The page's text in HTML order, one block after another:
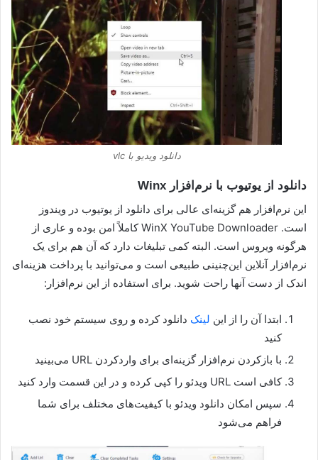
دانلود ویدیو با vlc
دانلود از یوتیوب با نرم‌افزار Winx
این نرم‌افزار هم گزینه‌ای عالی برای دانلود از یوتیوب در ویندوز
است. WinX YouTube Downloader کاملاً امن بوده و عاری از
هرگونه ویروس است. البته کمی تبلیغات دارد که آن هم برای یک
نرم‌افزار آنلاین این‌چنینی طبیعی است و می‌توانید با پرداخت هزینه‌ای
اندک از دست آنها راحت شوید. برای استفاده از این نرم‌افزار:
ابتدا آن را از این لینک دانلود کرده و روی سیستم خود نصب
کنید
با بازکردن نرم‌افزار گزینه‌ای برای واردکردن URL می‌بینید
کافی است URL ویدئو را کپی کرده و در این قسمت وارد کنید
سپس امکان دانلود ویدئو با کیفیت‌های مختلف برای شما
فراهم می‌شود